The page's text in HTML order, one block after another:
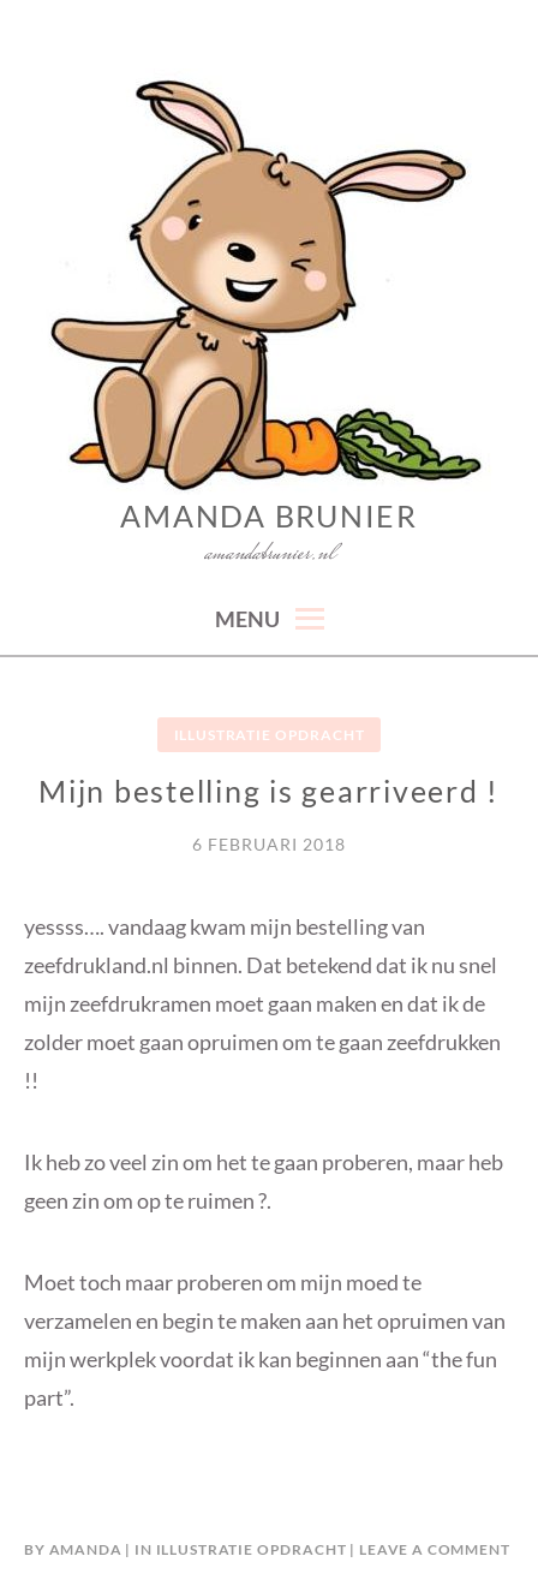
AMANDA BRUNIER
amandabrunier.nl
MENU
ILLUSTRATIE OPDRACHT
Mijn bestelling is gearriveerd !
6 FEBRUARI 2018
yessss…. vandaag kwam mijn bestelling van
zeefdrukland.nl binnen. Dat betekend dat ik nu snel
mijn zeefdrukramen moet gaan maken en dat ik de
zolder moet gaan opruimen om te gaan zeefdrukken
!!
Ik heb zo veel zin om het te gaan proberen, maar heb
geen zin om op te ruimen ?.
Moet toch maar proberen om mijn moed te
verzamelen en begin te maken aan het opruimen van
mijn werkplek voordat ik kan beginnen aan “the fun
part”.
BY AMANDA IN ILLUSTRATIE OPDRACHT LEAVE A COMMENT